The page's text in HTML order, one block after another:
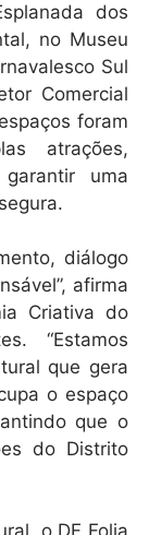
dos
no Museu
Sul
Comercial
foram
atrações,
uma
diálogo
afirma
Criativa do
“Estamos
que gera
o espaço
que o
do Distrito